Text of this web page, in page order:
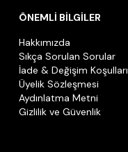
ÖNEMLİ BİLGİLER
Hakkımızda
Sıkça Sorulan Sorular
İade & Değişim Koşulları
Üyelik Sözleşmesi
Aydınlatma Metni
Gizlilik ve Güvenlik